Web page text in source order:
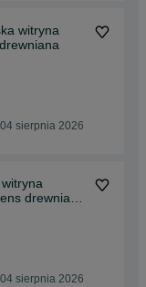
witryna
sierpnia 2026
drewniany
sierpnia 2026